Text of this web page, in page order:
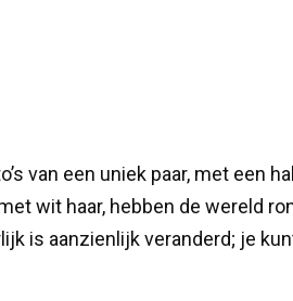
van een uniek paar, met een
wit haar, hebben de wereld
is aanzienlijk veranderd; je